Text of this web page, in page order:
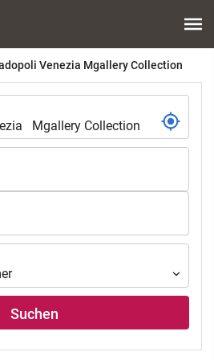
Venezia Mgallery Collection
Suchen